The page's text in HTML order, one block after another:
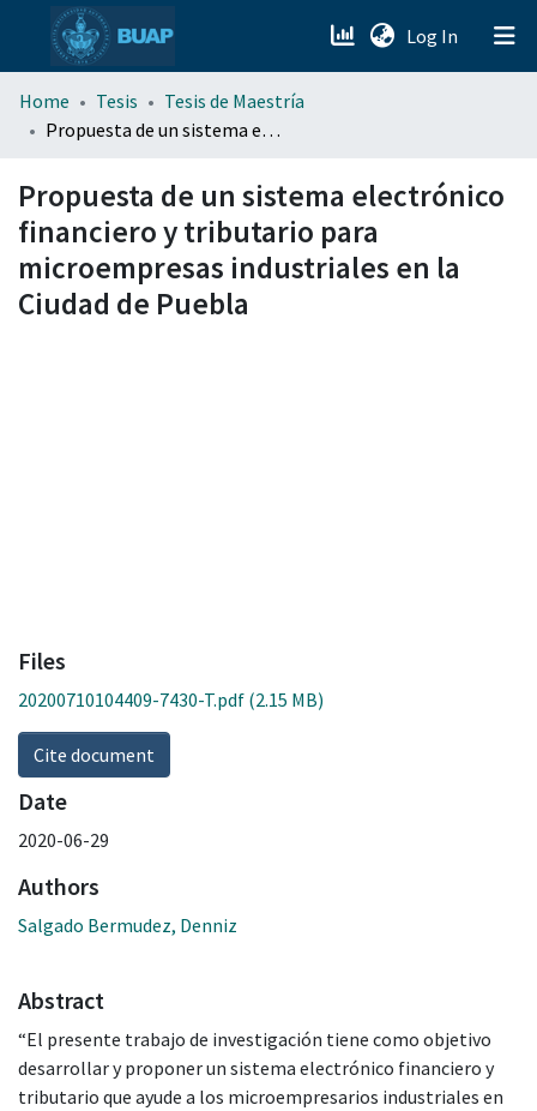
Log In (current)
menu.section.about_menu
Home Tesis
Tesis de Maestría
Propuesta de un sistema electrónico financiero y tributario para microempresas industriales en la Ciudad de Puebla
Propuesta de un sistema electrónico
financiero y tributario para
microempresas industriales en la
Ciudad de Puebla
Files
20200710104409-7430-T.pdf (2.15 MB)
Cite document
Date
2020-06-29
Authors
Salgado Bermudez, Denniz
Abstract
“El presente trabajo de investigación tiene como objetivo
desarrollar y proponer un sistema electrónico financiero y
tributario que ayude a los microempresarios industriales en